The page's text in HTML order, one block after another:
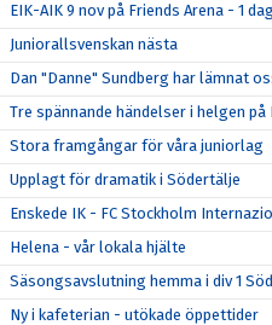
EIK-AIK 9 nov på Friends Arena - 1
Juniorallsvenskan nästa
Dan "Danne" Sundberg har lämnat
Tre spännande händelser i helgen på
Stora framgångar för våra juniorlag
Upplagt för dramatik i Södertälje
Enskede IK - FC Stockholm
Helena - vår lokala hjälte
Säsongsavslutning hemma i div 1
Ny i kafeterian - utökade öppettider